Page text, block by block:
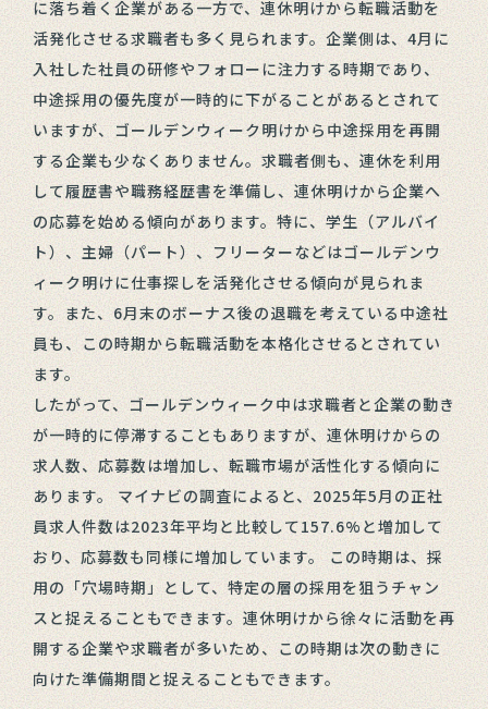
に落ち着く企業がある一方で、連休明けから転職活動を
活発化させる求職者も多く見られます。企業側は、4月に
入社した社員の研修やフォローに注力する時期であり、
中途採用の優先度が一時的に下がることがあるとされて
いますが、ゴールデンウィーク明けから中途採用を再開
する企業も少なくありません。求職者側も、連休を利用
して履歴書や職務経歴書を準備し、連休明けから企業へ
の応募を始める傾向があります。特に、学生（アルバイ
ト）、主婦（パート）、フリーターなどはゴールデンウ
ィーク明けに仕事探しを活発化させる傾向が見られま
す。また、6月末のボーナス後の退職を考えている中途社
員も、この時期から転職活動を本格化させるとされてい
ます。
したがって、ゴールデンウィーク中は求職者と企業の動き
が一時的に停滞することもありますが、連休明けからの
求人数、応募数は増加し、転職市場が活性化する傾向に
あります。 マイナビの調査によると、2025年5月の正社
員求人件数は2023年平均と比較して157.6%と増加して
おり、応募数も同様に増加しています。 この時期は、採
用の「穴場時期」として、特定の層の採用を狙うチャン
スと捉えることもできます。連休明けから徐々に活動を再
開する企業や求職者が多いため、この時期は次の動きに
向けた準備期間と捉えることもできます。